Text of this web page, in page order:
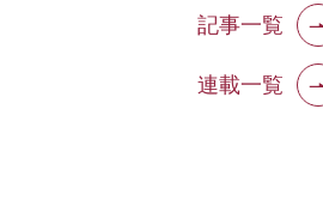
記事一覧
連載一覧